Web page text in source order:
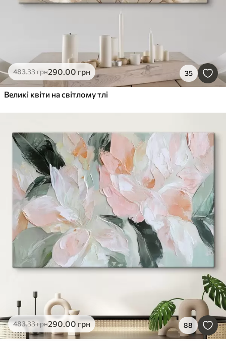
483.33грн290.00 грн 35
Великі квіти на світлому тлі
483.33грн290.00 грн 88